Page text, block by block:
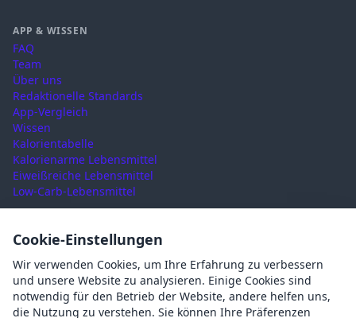
APP & WISSEN
FAQ
Team
Über uns
Redaktionelle Standards
App-Vergleich
Wissen
Kalorientabelle
Kalorienarme Lebensmittel
Eiweißreiche Lebensmittel
Low-Carb-Lebensmittel
RECHTLICHES
Nutzungsbedingungen
Datenschutz
Impressum
AGB
Cookies
Cookie-Einstellungen
Wir verwenden Cookies, um Ihre Erfahrung zu verbessern
und unsere Website zu analysieren. Einige Cookies sind
notwendig für den Betrieb der Website, andere helfen uns,
die Nutzung zu verstehen. Sie können Ihre Präferenzen